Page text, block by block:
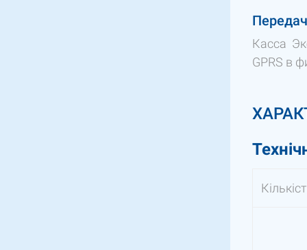
Касса
GPRS в